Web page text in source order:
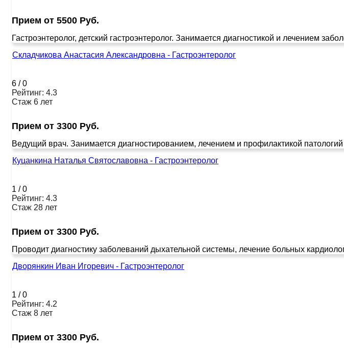
Прием от 5500 Руб.
Гастроэнтеролог, детский гастроэнтеролог. Занимается диагностикой и лечением
Складчикова Анастасия Александровна - Гастроэнтеролог
6 /0
Рейтинг: 4.3
Стаж 6 лет
Прием от 3300 Руб.
Ведущий врач. Занимается диагностированием, лечением и профилактикой
Куцанкина Наталья Святославовна - Гастроэнтеролог
1 /0
Рейтинг: 4.3
Стаж 28 лет
Прием от 3300 Руб.
Проводит диагностику заболеваний дыхательной системы, лечение больных
Дворянкин Иван Игоревич - Гастроэнтеролог
1 /0
Рейтинг: 4.2
Стаж 8 лет
Прием от 3300 Руб.